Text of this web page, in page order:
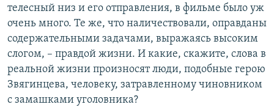
телесный низ и его отправления, в фильме было уж
очень много. Те же, что наличествовали, оправданы
содержательными задачами, выражаясь высоким
слогом, – правдой жизни. И какие, скажите, слова в
реальной жизни произносят люди, подобные герою
Звягинцева, человеку, затравленному чиновником
с замашками уголовника?